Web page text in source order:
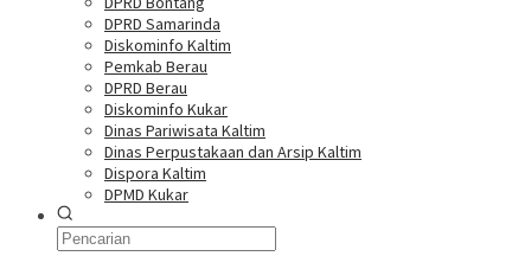
DPRD Samarinda
Diskominfo Kaltim
Pemkab Berau
DPRD Berau
Diskominfo Kukar
Dinas Pariwisata Kaltim
Dinas Perpustakaan dan Arsip Kaltim
Dispora Kaltim
DPMD Kukar